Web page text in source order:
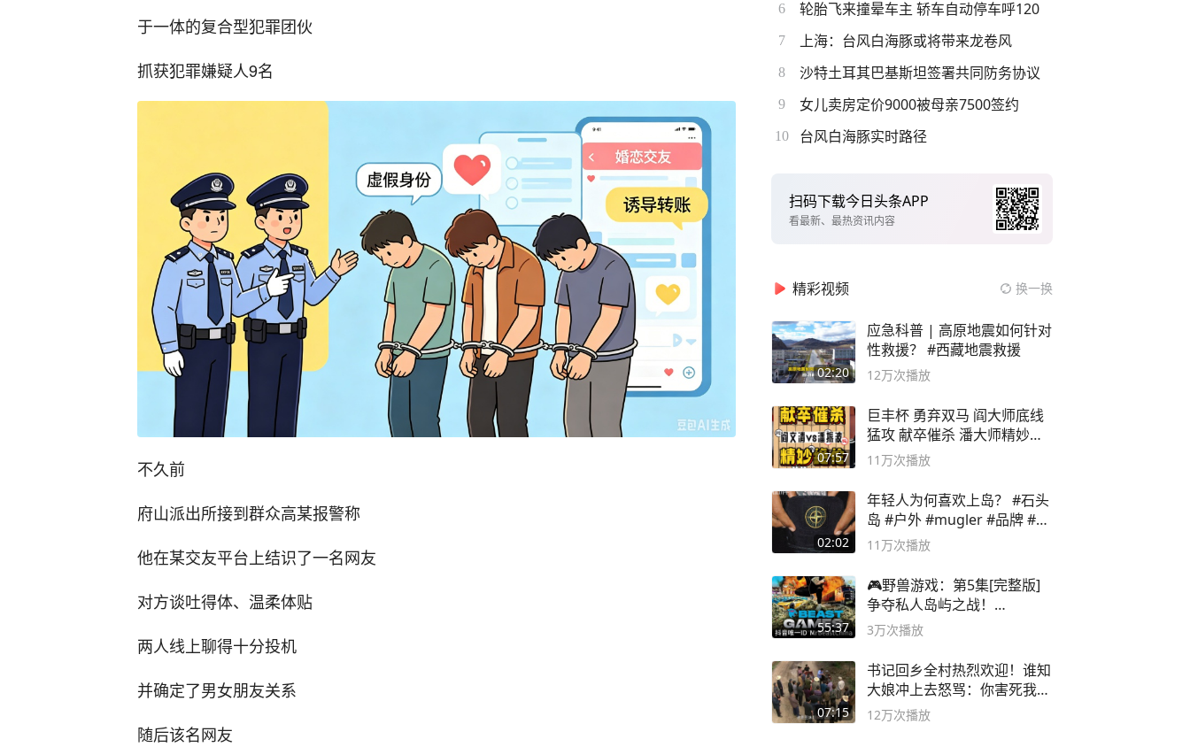
于一体的复合型犯罪团伙
抓获犯罪嫌疑人9名
不久前
府山派出所接到群众高某报警称
他在某交友平台上结识了一名网友
对方谈吐得体、温柔体贴
两人线上聊得十分投机
并确定了男女朋友关系
随后该名网友
6 轮胎飞来撞晕车主 轿车自动停车呼120
7 上海：台风白海豚或将带来龙卷风
8 沙特土耳其巴基斯坦签署共同防务协议
9 女儿卖房定价9000被母亲7500签约
10 台风白海豚实时路径
扫码下载今日头条APP
看最新、最热资讯内容
精彩视频 换一换
02:20
应急科普 | 高原地震如何针对
性救援？ #西藏地震救援
12万次播放
07:57
巨丰杯 勇弃双马 阎大师底线
猛攻 献卒催杀 潘大师精妙入
局
11万次播放
02:02
年轻人为何喜欢上岛？ #石头
岛 #户外 #mugler #品牌 #足
球流氓
11万次播放
55:37
🎮野兽游戏：第5集[完整版]
争夺私人岛屿之战！
#MrBeastChina
3万次播放
07:15
书记回乡全村热烈欢迎！谁知
大娘冲上去怒骂：你害死我儿
子
12万次播放